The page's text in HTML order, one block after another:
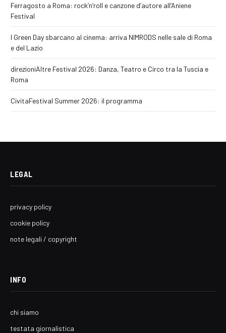
Ferragosto a Roma: rock’n’roll e canzone d’autore all’Aniene
Festival
I Green Day sbarcano al cinema: arriva NIMRODS nelle sale di Roma
e del Lazio
direzioniAltre Festival 2026: Danza, Teatro e Circo tra la Tuscia e
Roma
CivitaFestival Summer 2026: il programma
LEGAL
privacy policy
cookie policy
note legali / copyright
INFO
chi siamo
testata giornalistica